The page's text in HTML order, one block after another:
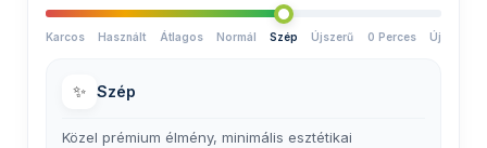
Karcos Használt Átlagos Normál Szép Újszerű 0 Perces Új
✨ Szép
Közel prémium élmény, minimális esztétikai